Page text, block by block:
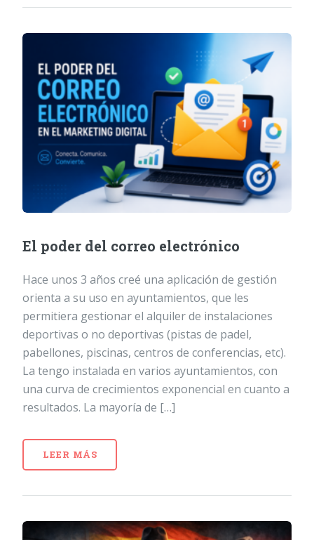
El poder del correo electrónico
Hace unos 3 años creé una aplicación de gestión
orienta a su uso en ayuntamientos, que les
permitiera gestionar el alquiler de instalaciones
deportivas o no deportivas (pistas de padel,
pabellones, piscinas, centros de conferencias, etc).
La tengo instalada en varios ayuntamientos, con
una curva de crecimientos exponencial en cuanto a
resultados. La mayoría de […]
LEER MÁS